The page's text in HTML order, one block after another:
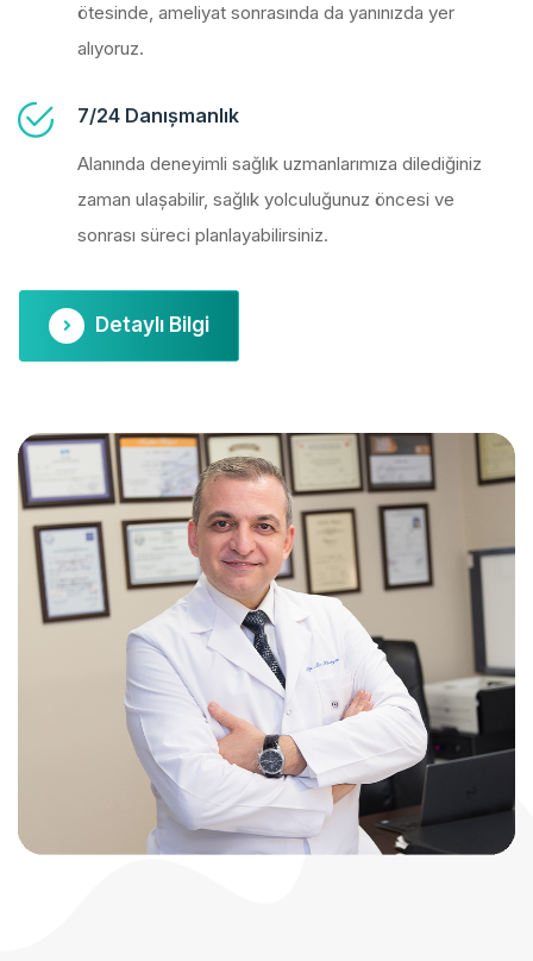
ötesinde, ameliyat sonrasında da yanınızda yer
alıyoruz.
7/24 Danışmanlık
Alanında deneyimli sağlık uzmanlarımıza dilediğiniz
zaman ulaşabilir, sağlık yolculuğunuz öncesi ve
sonrası süreci planlayabilirsiniz.
Detaylı Bilgi